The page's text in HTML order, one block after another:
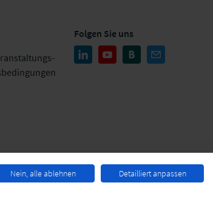
Folgen Sie uns
Nein, alle ablehnen Detailliert anpassen